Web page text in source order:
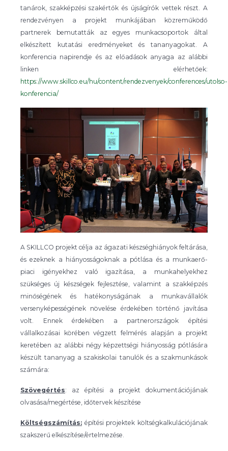
tanárok, szakképzési szakértők és újságírók vettek részt. A
rendezvényen a projekt munkájában közreműködő
partnerek bemutatták az egyes munkacsoportok által
elkészített kutatási eredményeket és tananyagokat. A
konferencia napirendje és az előadások anyaga az alábbi
linken elérhetőek:
https://www.skillco.eu/hu/content/rendezvenyek/conferences/utolso-
konferencia/
A SKILLCO projekt célja az ágazati készséghiányok feltárása,
és ezeknek a hiányosságoknak a pótlása és a munkaerő-
piaci igényekhez való igazítása, a munkahelyekhez
szükséges új készségek fejlesztése, valamint a szakképzés
minőségének és hatékonyságának a munkavállalók
versenyképességének növelése érdekében történő javítása
volt. Ennek érdekében a partnerországok építési
vállalkozásai körében végzett felmérés alapján a projekt
keretében az alábbi négy képzettségi hiányosság pótlására
készült tananyag a szakiskolai tanulók és a szakmunkások
számára:
Szövegértés: az építési a projekt dokumentációjának
olvasása/megértése, időtervek készítése
Költségszámítás: építési projektek költségkalkulációjának
szakszerű elkészítése/értelmezése.